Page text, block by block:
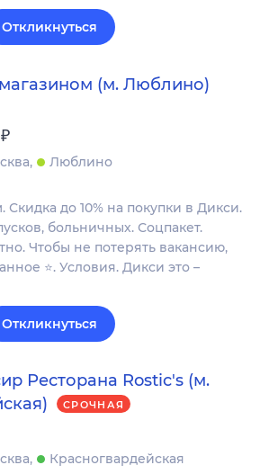
Откликнуться
(м. Люблино)
₽
Люблино
Скидка до 10% на покупки в Дикси.
больничных. Соцпакет.
Чтобы не потерять вакансию,
⭐. Условия. Дикси это –
Откликнуться
Ресторана Rostic's (м.
СРОЧНАЯ
Красногвардейская